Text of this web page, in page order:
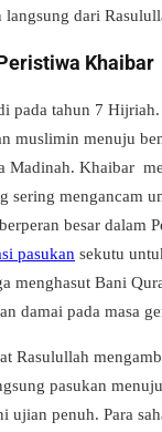
langsung dari
Khaibar
pada tahun 7
muslimin menuju
Madinah. Khaibar
sering mengancam
besar dalam
pasukan sekutu
menghasut Bani
damai pada masa
Rasulullah
pasukan
ujian penuh. Para